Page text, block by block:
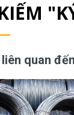
quan